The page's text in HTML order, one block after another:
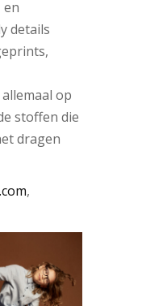
en
details
op
stoffen die
dragen
,